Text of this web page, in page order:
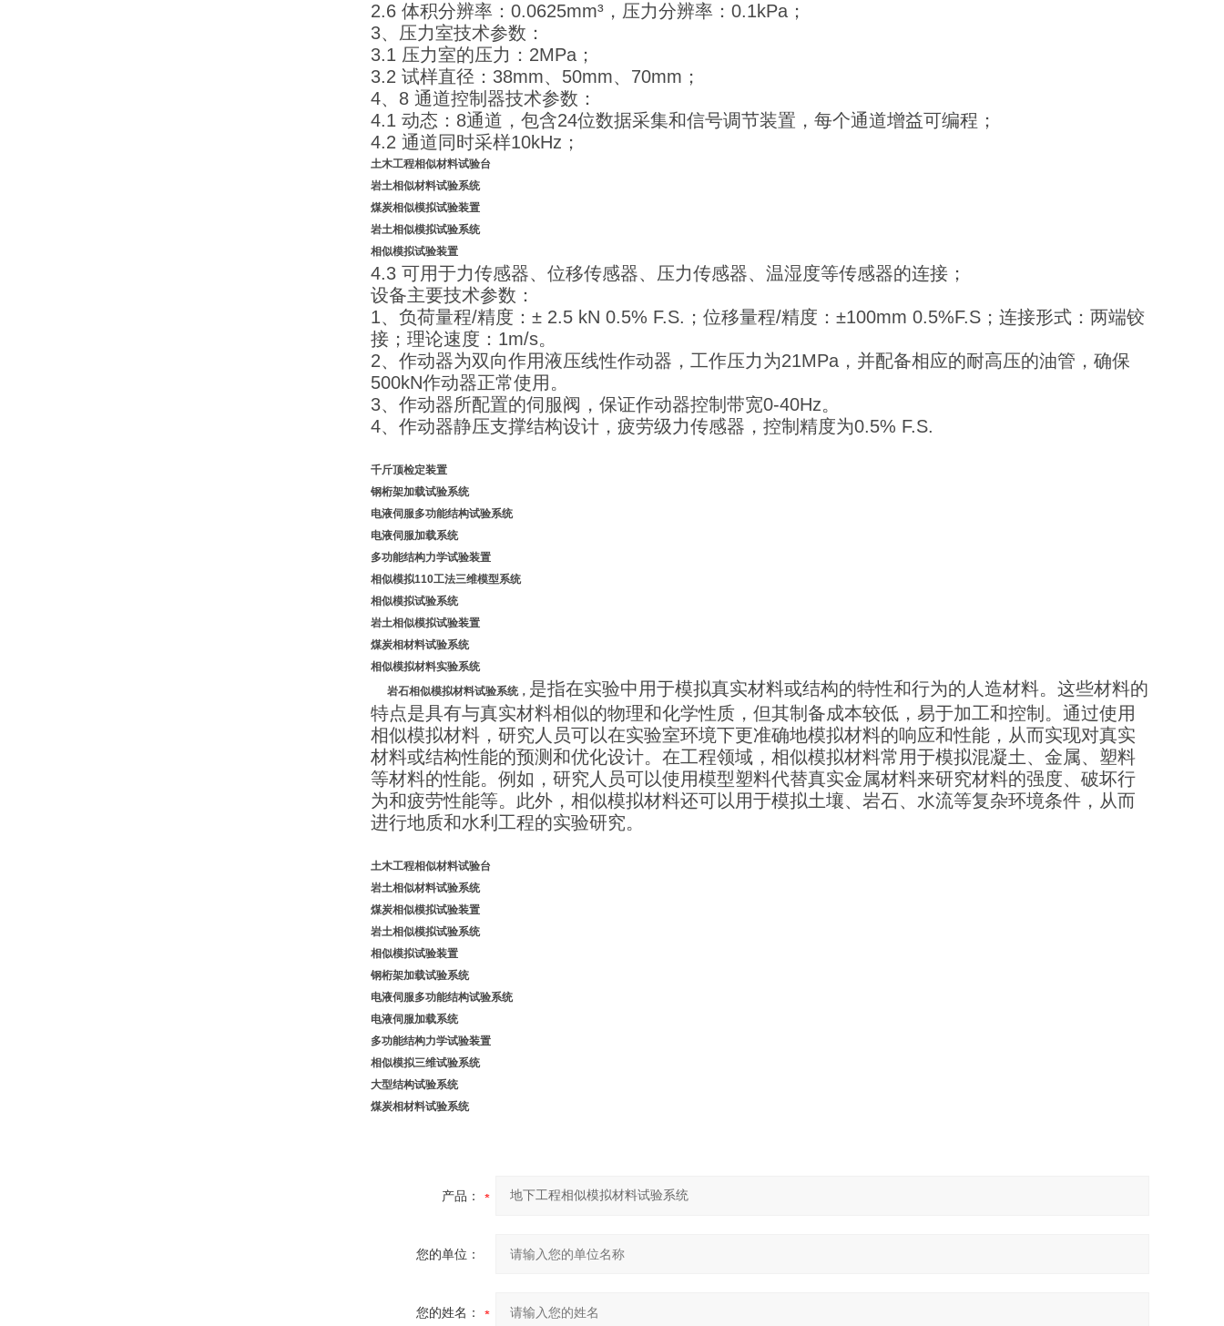
2.6 体积分辨率：0.0625mm³，压力分辨率：0.1kPa；
3、压力室技术参数：
3.1 压力室的压力：2MPa；
3.2 试样直径：38mm、50mm、70mm；
4、8 通道控制器技术参数：
4.1 动态：8通道，包含24位数据采集和信号调节装置，每个通道增益可编程；
4.2 通道同时采样10kHz；
土木工程相似材料试验台
岩土相似材料试验系统
煤炭相似模拟试验装置
岩土相似模拟试验系统
相似模拟试验装置
4.3 可用于力传感器、位移传感器、压力传感器、温湿度等传感器的连接；
设备主要技术参数：
1、负荷量程/精度：± 2.5 kN 0.5% F.S.；位移量程/精度：±100mm 0.5%F.S；连接形式：两端铰
接；理论速度：1m/s。
2、作动器为双向作用液压线性作动器，工作压力为21MPa，并配备相应的耐高压的油管，确保
500kN作动器正常使用。
3、作动器所配置的伺服阀，保证作动器控制带宽0-40Hz。
4、作动器静压支撑结构设计，疲劳级力传感器，控制精度为0.5% F.S.
千斤顶检定装置
钢桁架加载试验系统
电液伺服多功能结构试验系统
电液伺服加载系统
多功能结构力学试验装置
相似模拟110工法三维模型系统
相似模拟试验系统
岩土相似模拟试验装置
煤炭相材料试验系统
相似模拟材料实验系统
岩石相似模拟材料试验系统， 是指在实验中用于模拟真实材料或结构的特性和行为的人造材料。这些材料的
特点是具有与真实材料相似的物理和化学性质，但其制备成本较低，易于加工和控制。通过使用
相似模拟材料，研究人员可以在实验室环境下更准确地模拟材料的响应和性能，从而实现对真实
材料或结构性能的预测和优化设计。在工程领域，相似模拟材料常用于模拟混凝土、金属、塑料
等材料的性能。例如，研究人员可以使用模型塑料代替真实金属材料来研究材料的强度、破坏行
为和疲劳性能等。此外，相似模拟材料还可以用于模拟土壤、岩石、水流等复杂环境条件，从而
进行地质和水利工程的实验研究。
土木工程相似材料试验台
岩土相似材料试验系统
煤炭相似模拟试验装置
岩土相似模拟试验系统
相似模拟试验装置
钢桁架加载试验系统
电液伺服多功能结构试验系统
电液伺服加载系统
多功能结构力学试验装置
相似模拟三维试验系统
大型结构试验系统
煤炭相材料试验系统
产品：
您的单位：
您的姓名：